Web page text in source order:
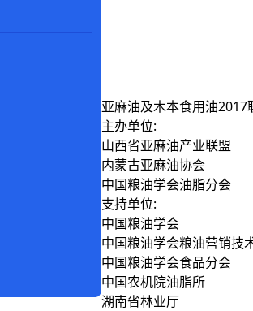
亚麻油及木本食用油2017
主办单位:
山西省亚麻油产业联盟
内蒙古亚麻油协会
中国粮油学会油脂分会
支持单位:
中国粮油学会
中国粮油学会粮油营销技
中国粮油学会食品分会
中国农机院油脂所
湖南省林业厅